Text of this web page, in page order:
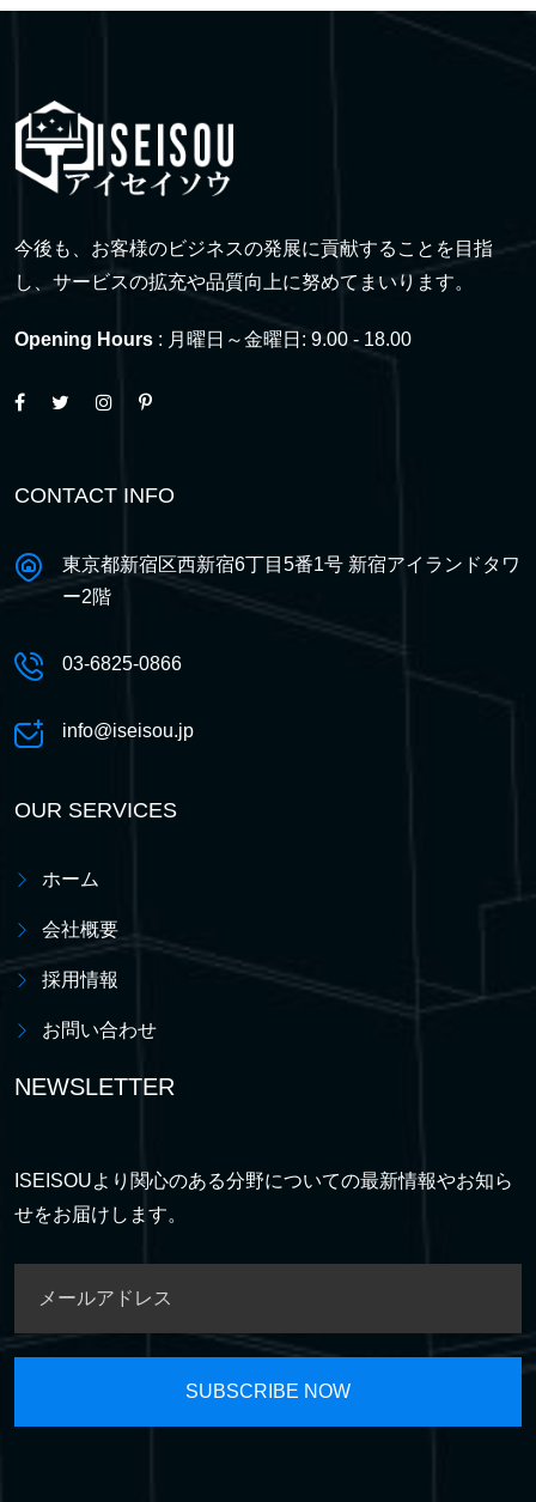
今後も、お客様のビジネスの発展に貢献することを目指
し、サービスの拡充や品質向上に努めてまいります。
Opening Hours : 月曜日～金曜日: 9.00 - 18.00
CONTACT INFO
東京都新宿区西新宿6丁目5番1号 新宿アイランドタワ
ー2階
03-6825-0866
info@iseisou.jp
OUR SERVICES
ホーム
会社概要
採用情報
お問い合わせ
NEWSLETTER
ISEISOUより関心のある分野についての最新情報やお知ら
せをお届けします。